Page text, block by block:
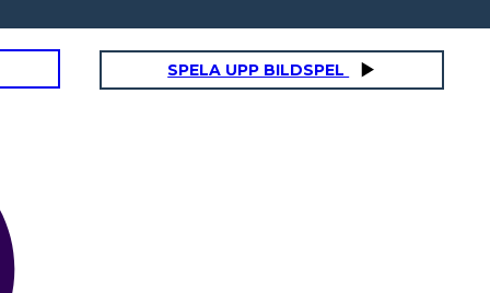
SPELA UPP BILDSPEL